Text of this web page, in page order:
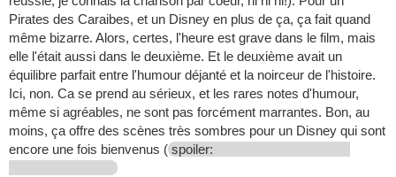
Pirates des Caraibes, et un Disney en plus de ça, ça fait quand
même bizarre. Alors, certes, l'heure est grave dans le film, mais
elle l'était aussi dans le deuxième. Et le deuxième avait un
équilibre parfait entre l'humour déjanté et la noirceur de l'histoire.
Ici, non. Ca se prend au sérieux, et les rares notes d'humour,
même si agréables, ne sont pas forcément marrantes. Bon, au
moins, ça offre des scènes très sombres pour un Disney qui sont
encore une fois bienvenus ( spoiler: